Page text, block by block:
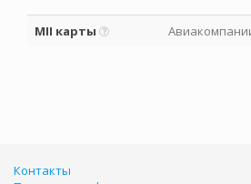
MII карты
Контакты